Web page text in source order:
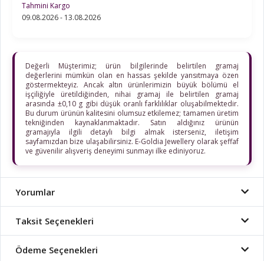
Tahmini Kargo
09.08.2026 - 13.08.2026
Değerli Müşterimiz; ürün bilgilerinde belirtilen gramaj
değerlerini mümkün olan en hassas şekilde yansıtmaya özen
göstermekteyiz. Ancak altın ürünlerimizin büyük bölümü el
işçiliğiyle üretildiğinden, nihai gramaj ile belirtilen gramaj
arasında ±0,10 g gibi düşük oranlı farklılıklar oluşabilmektedir.
Bu durum ürünün kalitesini olumsuz etkilemez; tamamen üretim
tekniğinden kaynaklanmaktadır. Satın aldığınız ürünün
gramajıyla ilgili detaylı bilgi almak isterseniz, iletişim
sayfamızdan bize ulaşabilirsiniz. E-Goldia Jewellery olarak şeffaf
ve güvenilir alışveriş deneyimi sunmayı ilke ediniyoruz.
Yorumlar
Taksit Seçenekleri
Ödeme Seçenekleri